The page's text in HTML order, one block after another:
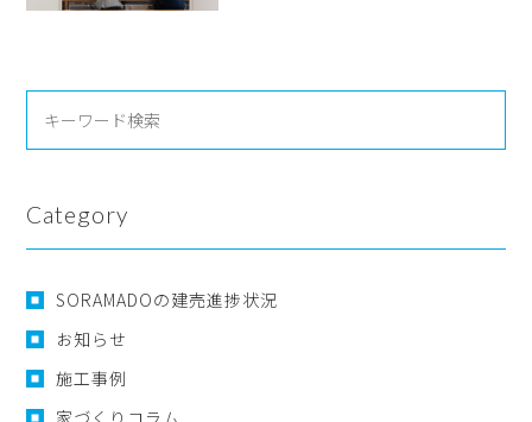
Category
SORAMADOの建売進捗状況
お知らせ
施工事例
家づくりコラム